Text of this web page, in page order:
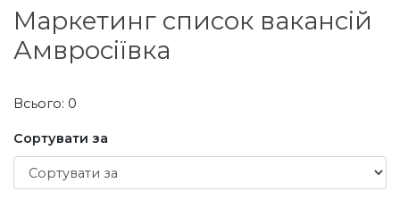
Маркетинг список вакансій
Амвросіївка
Всього: 0
Сортувати за
Сортувати за